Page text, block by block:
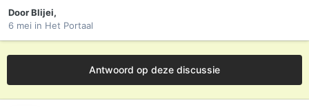
DoorBlijei,
6 mei in Het Portaal
Antwoord op deze discussie